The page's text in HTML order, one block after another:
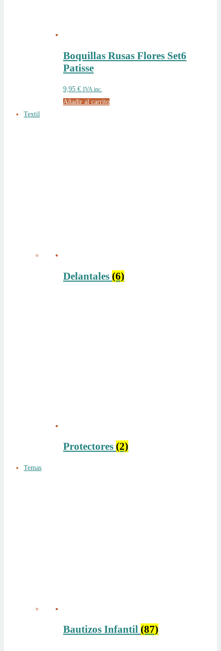
Boquillas Rusas Flores Set6
Patisse
9,95 € IVA inc.
Añadir al carrito
Textil
Delantales (6)
Protectores (2)
Temas
Bautizos Infantil (87)